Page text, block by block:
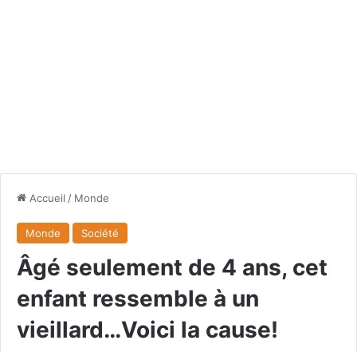
Accueil / Monde
Monde Société
Âgé seulement de 4 ans, cet
enfant ressemble à un
vieillard…Voici la cause!